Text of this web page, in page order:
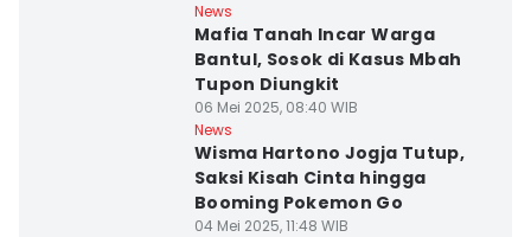
News
Mafia Tanah Incar Warga
Bantul, Sosok di Kasus Mbah
Tupon Diungkit
06 Mei 2025, 08:40 WIB
News
Wisma Hartono Jogja Tutup,
Saksi Kisah Cinta hingga
Booming Pokemon Go
04 Mei 2025, 11:48 WIB